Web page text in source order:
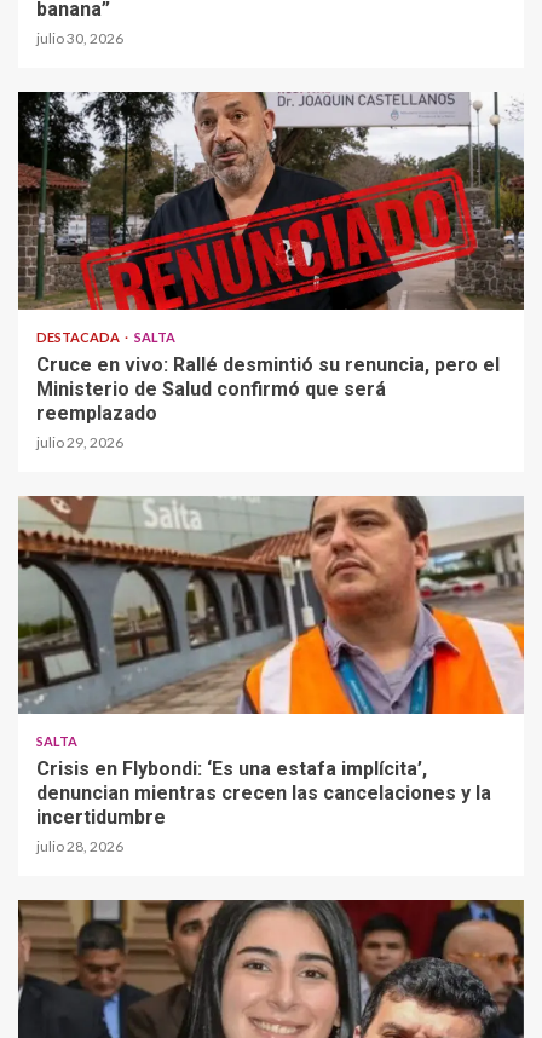
banana”
julio 30, 2026
DESTACADA SALTA
Cruce en vivo: Rallé desmintió su renuncia, pero el
Ministerio de Salud confirmó que será
reemplazado
julio 29, 2026
SALTA
Crisis en Flybondi: ‘Es una estafa implícita’,
denuncian mientras crecen las cancelaciones y la
incertidumbre
julio 28, 2026